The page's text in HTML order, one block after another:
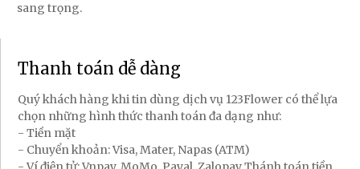
sang trọng.
Thanh toán dễ dàng
Quý khách hàng khi tin dùng dịch vụ 123Flower có thể lựa
chọn những hình thức thanh toán đa dạng như:
- Tiền mặt
- Chuyển khoản: Visa, Mater, Napas (ATM)